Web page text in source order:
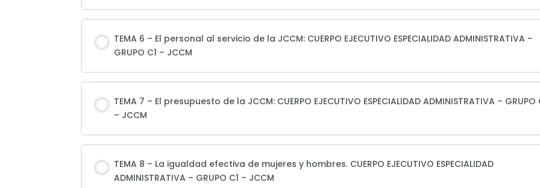
TEMA 6 – El personal al servicio de la JCCM: CUERPO EJECUTIVO ESPECIALIDAD ADMINISTRATIVA –
GRUPO C1 – JCCM
TEMA 7 – El presupuesto de la JCCM: CUERPO EJECUTIVO ESPECIALIDAD ADMINISTRATIVA – GRUPO
– JCCM
TEMA 8 – La igualdad efectiva de mujeres y hombres. CUERPO EJECUTIVO ESPECIALIDAD
ADMINISTRATIVA – GRUPO C1 – JCCM